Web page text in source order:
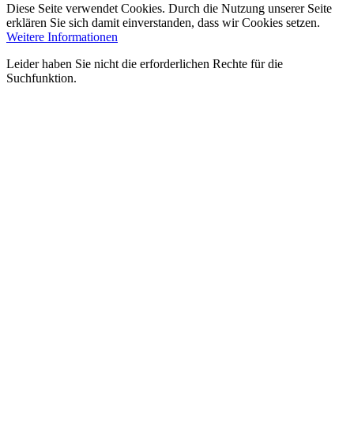
Diese Seite verwendet Cookies. Durch die Nutzung unserer Seite
erklären Sie sich damit einverstanden, dass wir Cookies setzen.
Weitere Informationen
Leider haben Sie nicht die erforderlichen Rechte für die
Suchfunktion.